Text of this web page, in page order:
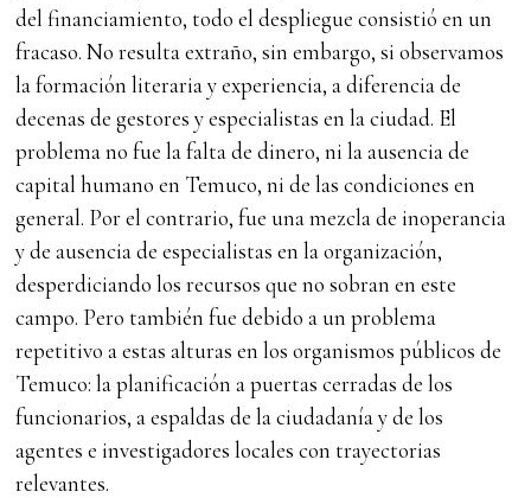
del financiamiento, todo el despliegue consistió en un
fracaso. No resulta extraño, sin embargo, si observamos
la formación literaria y experiencia, a diferencia de
decenas de gestores y especialistas en la ciudad. El
problema no fue la falta de dinero, ni la ausencia de
capital humano en Temuco, ni de las condiciones en
general. Por el contrario, fue una mezcla de inoperancia
y de ausencia de especialistas en la organización,
desperdiciando los recursos que no sobran en este
campo. Pero también fue debido a un problema
repetitivo a estas alturas en los organismos públicos de
Temuco: la planificación a puertas cerradas de los
funcionarios, a espaldas de la ciudadanía y de los
agentes e investigadores locales con trayectorias
relevantes.